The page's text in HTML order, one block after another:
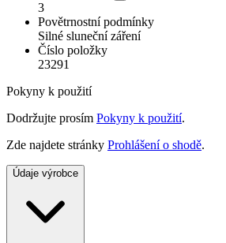
3
Povětrnostní podmínky
Silné sluneční záření
Číslo položky
23291
Pokyny k použití
Dodržujte prosím Pokyny k použití.
Zde najdete stránky Prohlášení o shodě.
Údaje výrobce